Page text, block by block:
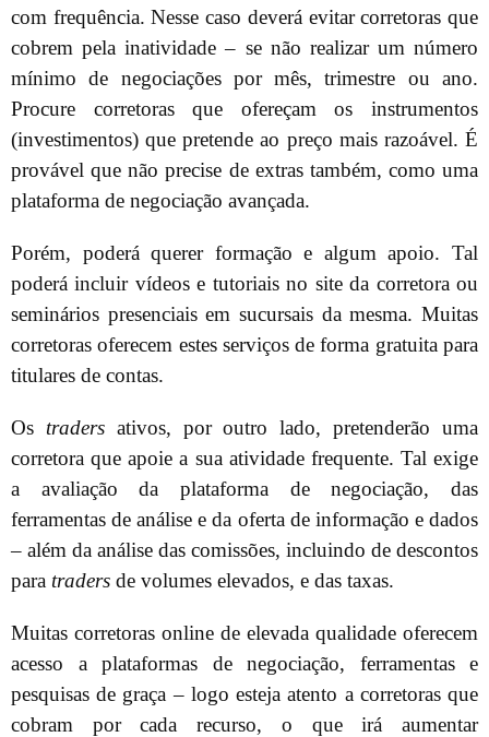
com frequência. Nesse caso deverá evitar corretoras que
cobrem pela inatividade – se não realizar um número
mínimo de negociações por mês, trimestre ou ano.
Procure corretoras que ofereçam os instrumentos
(investimentos) que pretende ao preço mais razoável. É
provável que não precise de extras também, como uma
plataforma de negociação avançada.
Porém, poderá querer formação e algum apoio. Tal
poderá incluir vídeos e tutoriais no site da corretora ou
seminários presenciais em sucursais da mesma. Muitas
corretoras oferecem estes serviços de forma gratuita para
titulares de contas.
Os tradersativos, por outro lado, pretenderão uma
corretora que apoie a sua atividade frequente. Tal exige
a avaliação da plataforma de negociação, das
ferramentas de análise e da oferta de informação e dados
– além da análise das comissões, incluindo de descontos
para traders de volumes elevados, e das taxas.
Muitas corretoras online de elevada qualidade oferecem
acesso a plataformas de negociação, ferramentas e
pesquisas de graça – logo esteja atento a corretoras que
cobram por cada recurso, o que irá aumentar